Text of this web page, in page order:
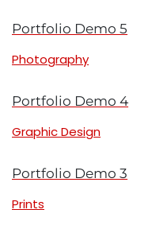
Portfolio Demo 5
Photography
Portfolio Demo 4
Graphic Design
Portfolio Demo 3
Prints